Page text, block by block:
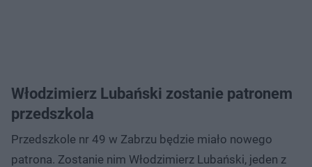
Włodzimierz Lubański zostanie patronem
przedszkola
Przedszkole nr 49 w Zabrzu będzie miało nowego
patrona. Zostanie nim Włodzimierz Lubański, jeden z